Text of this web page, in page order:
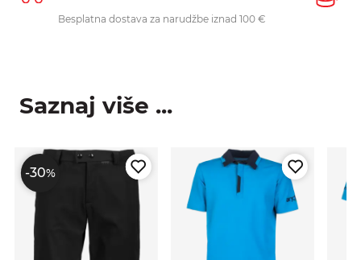
Besplatna dostava za narudžbe iznad 100 €
Saznaj više ...
-30%